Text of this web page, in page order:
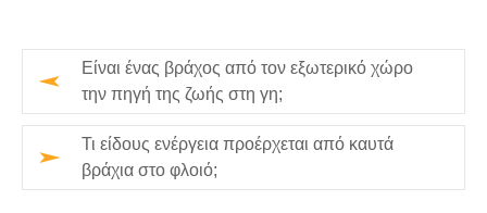
Είναι ένας βράχος από τον εξωτερικό χώρο
την πηγή της ζωής στη γη;
Τι είδους ενέργεια προέρχεται από καυτά
βράχια στο φλοιό;